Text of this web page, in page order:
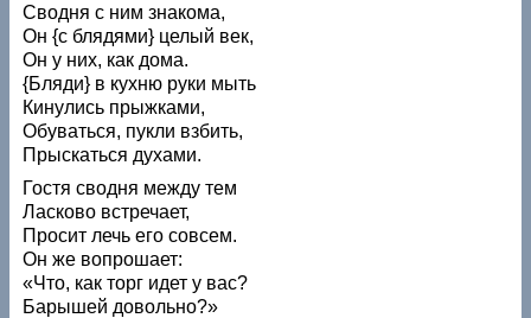
Сводня с ним знакома,
Он {с блядями} целый век,
Он у них, как дома.
{Бляди} в кухню руки мыть
Кинулись прыжками,
Обуваться, пукли взбить,
Прыскаться духами.
Гостя сводня между тем
Ласково встречает,
Просит лечь его совсем.
Он же вопрошает:
«Что, как торг идет у вас?
Барышей довольно?»